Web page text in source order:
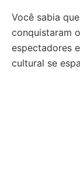
Você sabia
conquistaram
espectadores
cultural se